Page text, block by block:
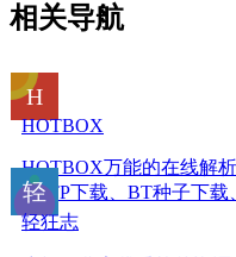
相关导航
HOTBOX
HOTBOX万能的在线解
HTTP下载、BT种子下载
轻狂志